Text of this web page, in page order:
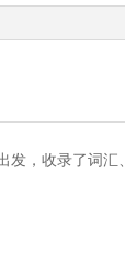
，收录了词汇